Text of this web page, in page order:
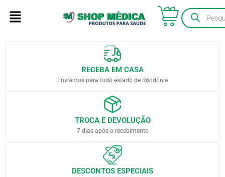
RECEBA EM CASA
Enviamos para todo estado de Rondônia
TROCA E DEVOLUÇÃO
7 dias após o recebimento
DESCONTOS ESPECIAIS